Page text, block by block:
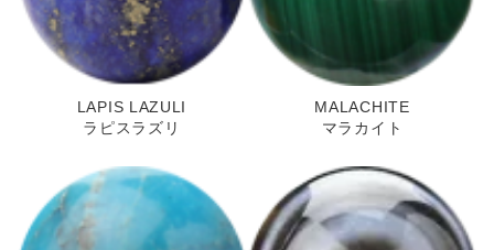
LAPIS LAZULI
ラピスラズリ
MALACHITE
マラカイト